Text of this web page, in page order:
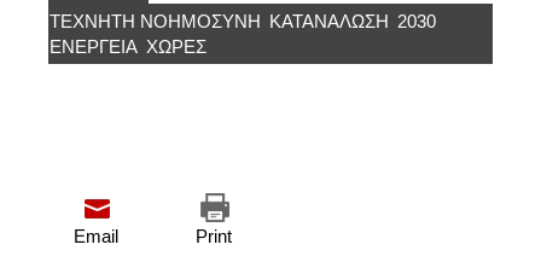
ΤΕΧΝΗΤΉ ΝΟΗΜΟΣΎΝΗ ΚΑΤΑΝΑΛΩΣΗ 2030
ΕΝΕΡΓΕΙΑ ΧΏΡΕΣ
Print
Email